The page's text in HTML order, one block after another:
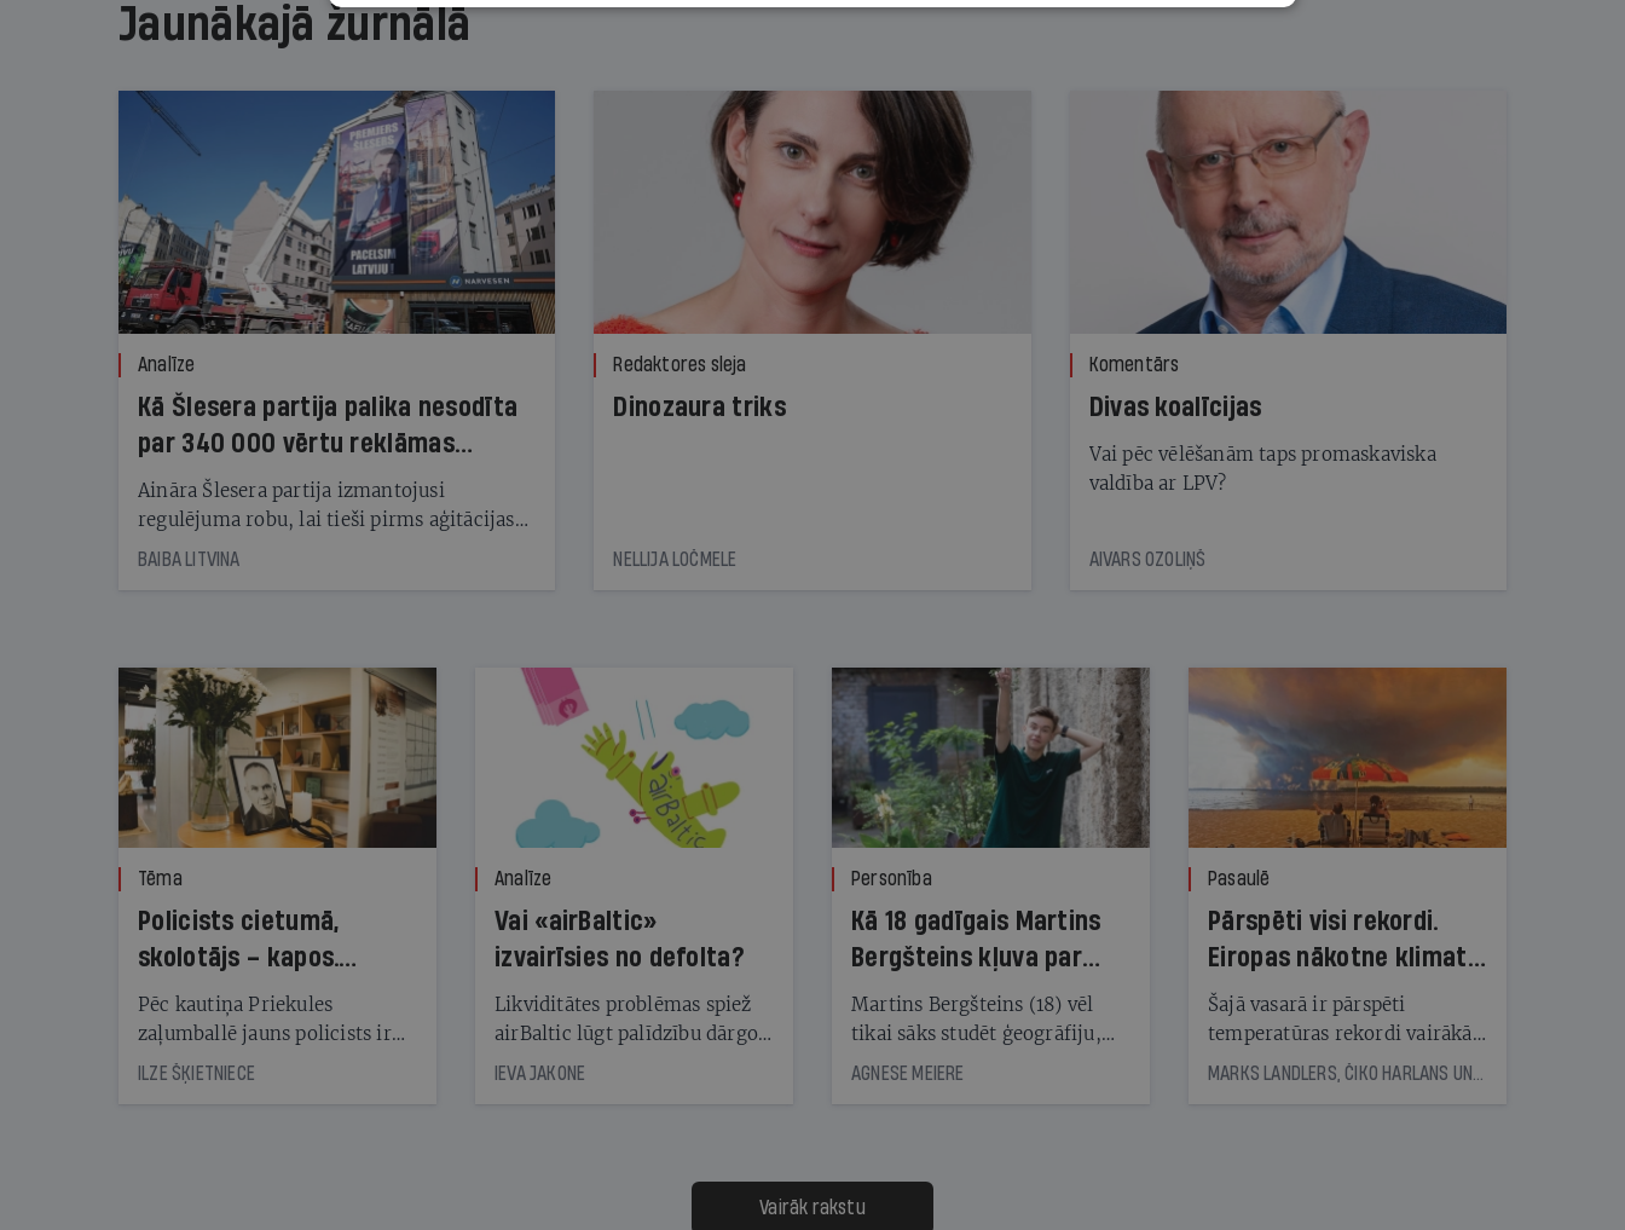
Jaunākajā žurnālā
Analīze
Kā Šlesera partija palika nesodīta
par 340 000 vērtu reklāmas
kampaņu
Aināra Šlesera partija izmantojusi
regulējuma robu, lai tieši pirms aģitācijas
starta izreklamētos par summu, kas
BAIBA LITVINA
Redaktores sleja
Dinozaura triks
NELLIJA LOČMELE
Komentārs
Divas koalīcijas
Vai pēc vēlēšanām taps promaskaviska
valdība ar LPV?
AIVARS OZOLIŅŠ
Tēma
Policists cietumā,
skolotājs – kapos.
Reibuma cena Priekulē
Pēc kautiņa Priekules
zaļumballē jauns policists ir
nonācis cietumā, bet
cienījams pedagogs — kapos.
ILZE ŠĶIETNIECE
Analīze
Vai «airBaltic»
izvairīsies no defolta?
Likviditātes problēmas spiež
airBaltic lūgt palīdzību dārgo
obligāciju turētājiem, taču
samaksāt augstos procentus,
kas jāpārskaita jau trīs dienas
IEVA JAKONE
Personība
Kā 18 gadīgais Martins
Bergšteins kļuva par
laika ziņu seju?
Martins Bergšteins (18) vēl
tikai sāks studēt ģeogrāfiju,
bet viņa sacītajam jau uzticas
uzcītīga darba, mammas
atbalsts un drosme turpināt
AGNESE MEIERE
Pasaulē
Pārspēti visi rekordi.
Eiropas nākotne klimata
pārmaiņu ugunīs
Šajā vasarā ir pārspēti
temperatūras rekordi vairākās
Eiropas valstīs. Plosās milzīgi
Vairāk rakstu